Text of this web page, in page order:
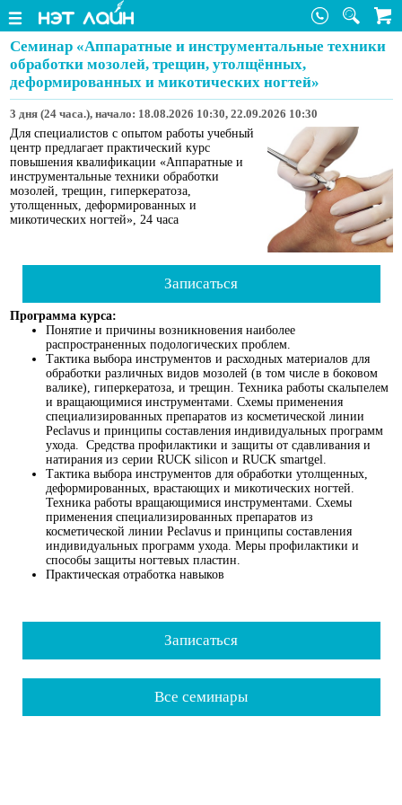
Семинар «Аппаратные и инструментальные техники
обработки мозолей, трещин, утолщённых,
деформированных и микотических ногтей»
3 дня (24 часа.), начало: 18.08.2026 10:30, 22.09.2026 10:30
Для специалистов с опытом работы учебный
центр предлагает практический курс
повышения квалификации «Аппаратные и
инструментальные техники обработки
мозолей, трещин, гиперкератоза,
утолщенных, деформированных и
микотических ногтей», 24 часа
Записаться
Программа курса:
Понятие и причины возникновения наиболее
распространенных подологических проблем.
Тактика выбора инструментов и расходных материалов для
обработки различных видов мозолей (в том числе в боковом
валике), гиперкератоза, и трещин. Техника работы скальпелем
и вращающимися инструментами. Схемы применения
специализированных препаратов из косметической линии
Peclavus и принципы составления индивидуальных программ
ухода. Средства профилактики и защиты от сдавливания и
натирания из серии RUCK silicon и RUCK smartgel.
Тактика выбора инструментов для обработки утолщенных,
деформированных, врастающих и микотических ногтей.
Техника работы вращающимися инструментами. Схемы
применения специализированных препаратов из
косметической линии Peclavus и принципы составления
индивидуальных программ ухода. Меры профилактики и
способы защиты ногтевых пластин.
Практическая отработка навыков
Записаться
Все семинары